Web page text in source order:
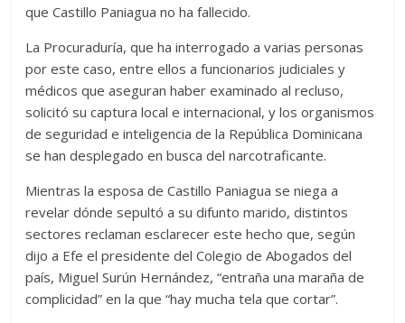
que Castillo Paniagua no ha fallecido.
La Procuraduría, que ha interrogado a varias personas
por este caso, entre ellos a funcionarios judiciales y
médicos que aseguran haber examinado al recluso,
solicitó su captura local e internacional, y los organismos
de seguridad e inteligencia de la República Dominicana
se han desplegado en busca del narcotraficante.
Mientras la esposa de Castillo Paniagua se niega a
revelar dónde sepultó a su difunto marido, distintos
sectores reclaman esclarecer este hecho que, según
dijo a Efe el presidente del Colegio de Abogados del
país, Miguel Surún Hernández, “entraña una maraña de
complicidad” en la que “hay mucha tela que cortar”.